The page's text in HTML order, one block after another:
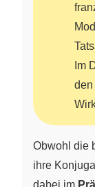
Im
den
Obwohl die
ihre
dabei im